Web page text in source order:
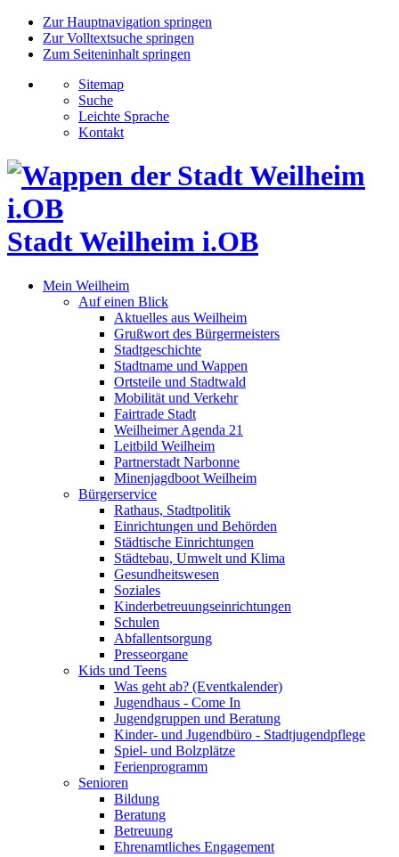
Zur Hauptnavigation springen
Zur Volltextsuche springen
Zum Seiteninhalt springen
Sitemap
Suche
Leichte Sprache
Kontakt
Stadt Weilheim i.OB
Mein Weilheim
Auf einen Blick
Aktuelles aus Weilheim
Grußwort des Bürgermeisters
Stadtgeschichte
Stadtname und Wappen
Ortsteile und Stadtwald
Mobilität und Verkehr
Fairtrade Stadt
Weilheimer Agenda 21
Leitbild Weilheim
Partnerstadt Narbonne
Minenjagdboot Weilheim
Bürgerservice
Rathaus, Stadtpolitik
Einrichtungen und Behörden
Städtische Einrichtungen
Städtebau, Umwelt und Klima
Gesundheitswesen
Soziales
Kinderbetreuungseinrichtungen
Schulen
Abfallentsorgung
Presseorgane
Kids und Teens
Was geht ab? (Eventkalender)
Jugendhaus - Come In
Jugendgruppen und Beratung
Kinder- und Jugendbüro - Stadtjugendpflege
Spiel- und Bolzplätze
Ferienprogramm
Senioren
Bildung
Beratung
Betreuung
Ehrenamtliches Engagement